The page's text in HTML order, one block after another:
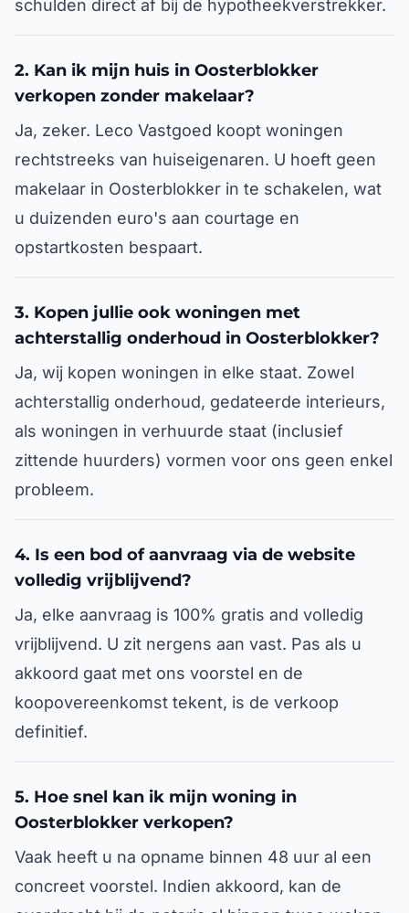
schulden direct af bij de hypotheekverstrekker.
2. Kan ik mijn huis in Oosterblokker
verkopen zonder makelaar?
Ja, zeker. Leco Vastgoed koopt woningen
rechtstreeks van huiseigenaren. U hoeft geen
makelaar in Oosterblokker in te schakelen, wat
u duizenden euro's aan courtage en
opstartkosten bespaart.
3. Kopen jullie ook woningen met
achterstallig onderhoud in Oosterblokker?
Ja, wij kopen woningen in elke staat. Zowel
achterstallig onderhoud, gedateerde interieurs,
als woningen in verhuurde staat (inclusief
zittende huurders) vormen voor ons geen enkel
probleem.
4. Is een bod of aanvraag via de website
volledig vrijblijvend?
Ja, elke aanvraag is 100% gratis and volledig
vrijblijvend. U zit nergens aan vast. Pas als u
akkoord gaat met ons voorstel en de
koopovereenkomst tekent, is de verkoop
definitief.
5. Hoe snel kan ik mijn woning in
Oosterblokker verkopen?
Vaak heeft u na opname binnen 48 uur al een
concreet voorstel. Indien akkoord, kan de